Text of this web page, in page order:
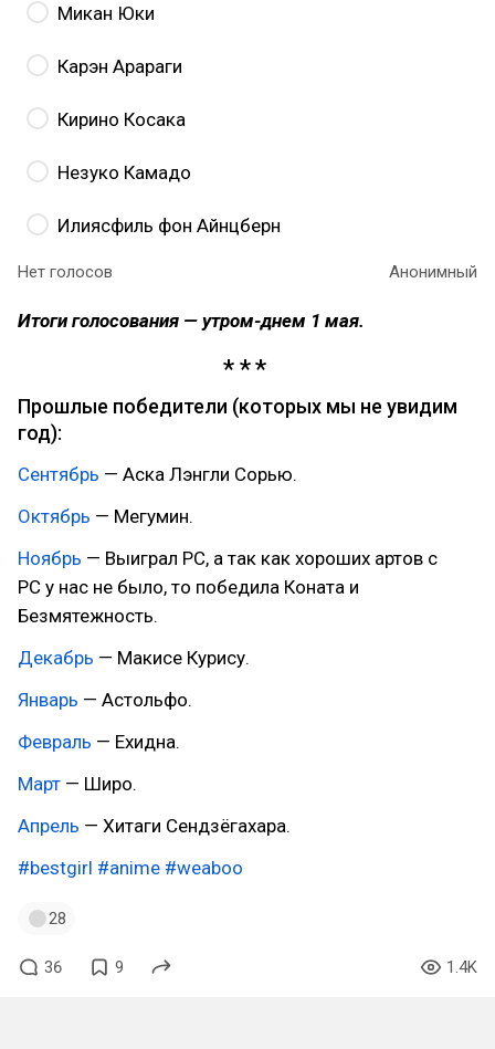
Микан Юки
Карэн Арараги
Кирино Косака
Незуко Камадо
Илиясфиль фон Айнцберн
Нет голосов Анонимный
Итоги голосования — утром-днем 1 мая.
Прошлые победители (которых мы не увидим
год):
Сентябрь — Аска Лэнгли Сорью.
Октябрь — Мегумин.
Ноябрь — Выиграл PC, а так как хороших артов с
PC у нас не было, то победила Коната и
Безмятежность.
Декабрь — Макисе Курису.
Январь — Астольфо.
Февраль — Ехидна.
Март — Широ.
Апрель — Хитаги Сендзёгахара.
#bestgirl #anime #weaboo
28
36 9 1.4K